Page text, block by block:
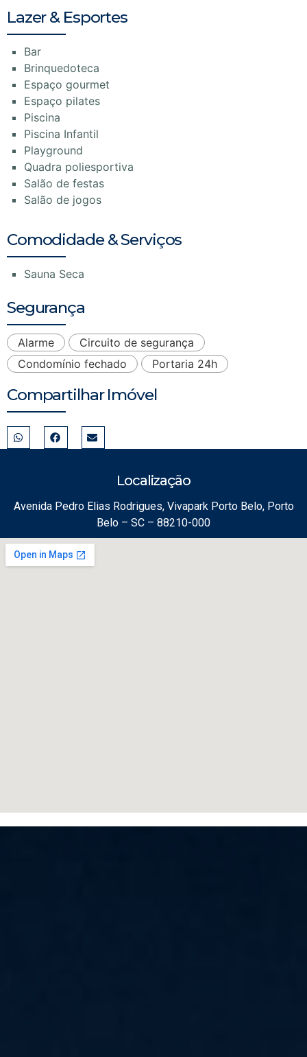
Lazer & Esportes
Bar
Brinquedoteca
Espaço gourmet
Espaço pilates
Piscina
Piscina Infantil
Playground
Quadra poliesportiva
Salão de festas
Salão de jogos
Comodidade & Serviços
Sauna Seca
Segurança
Alarme
Circuito de segurança
Condomínio fechado
Portaria 24h
Compartilhar Imóvel
Localização
Avenida Pedro Elias Rodrigues, Vivapark Porto Belo, Porto
Belo – SC – 88210-000